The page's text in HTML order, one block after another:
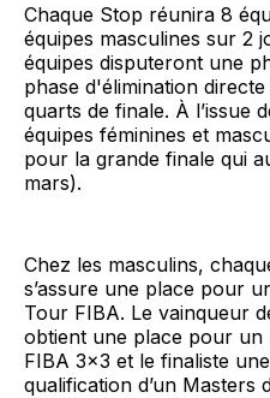
Chaque Stop réunira 8
équipes masculines sur 2
équipes disputeront une
phase d'élimination
quarts de finale. À l’issue
équipes féminines et
pour la grande finale qui
mars).
Chez les masculins,
s’assure une place pour
Tour FIBA. Le vainqueur
obtient une place pour
FIBA 3x3 et le finaliste
qualification d’un